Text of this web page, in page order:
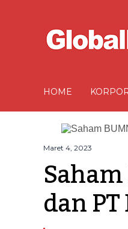
HOME
Maret 4, 2023
dan